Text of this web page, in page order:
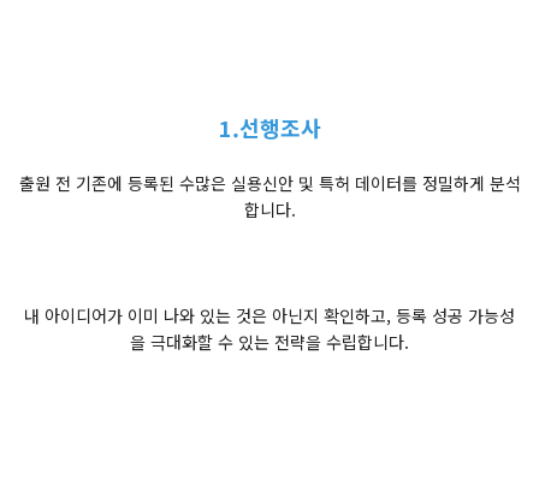
1.선행조사
출원 전 기존에 등록된 수많은 실용신안 및 특허 데이터를 정밀하게 분석
합니다.
내 아이디어가 이미 나와 있는 것은 아닌지 확인하고, 등록 성공 가능성
을 극대화할 수 있는 전략을 수립합니다.